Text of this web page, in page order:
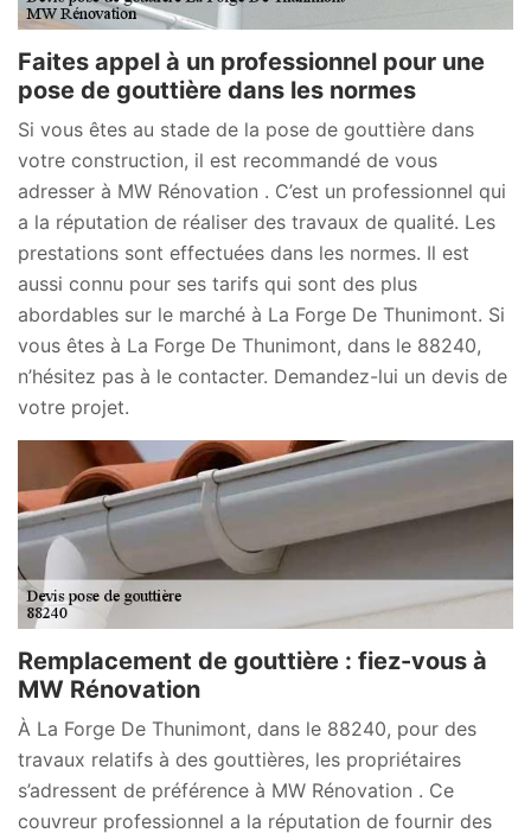
Faites appel à un professionnel pour une
pose de gouttière dans les normes
Si vous êtes au stade de la pose de gouttière dans
votre construction, il est recommandé de vous
adresser à MW Rénovation . C’est un professionnel qui
a la réputation de réaliser des travaux de qualité. Les
prestations sont effectuées dans les normes. Il est
aussi connu pour ses tarifs qui sont des plus
abordables sur le marché à La Forge De Thunimont. Si
vous êtes à La Forge De Thunimont, dans le 88240,
n’hésitez pas à le contacter. Demandez-lui un devis de
votre projet.
Remplacement de gouttière : fiez-vous à
MW Rénovation
À La Forge De Thunimont, dans le 88240, pour des
travaux relatifs à des gouttières, les propriétaires
s’adressent de préférence à MW Rénovation . Ce
couvreur professionnel a la réputation de fournir des